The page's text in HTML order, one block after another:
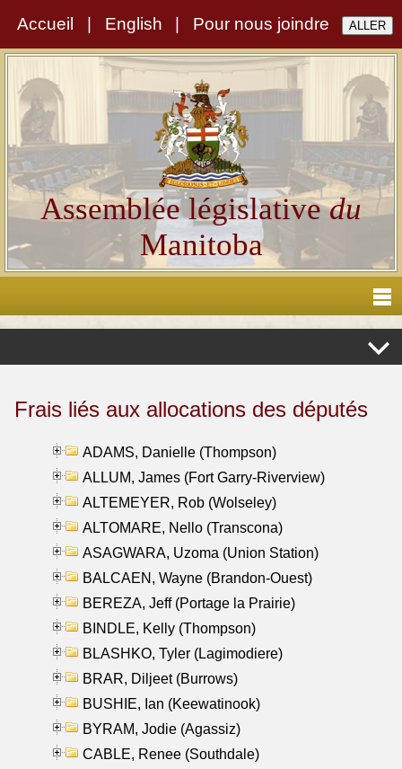
Accueil English Pour nous joindre
Assemblée législativedu
Manitoba
Frais liés aux allocations des députés
ADAMS, Danielle (Thompson)
ALLUM, James (Fort Garry-Riverview)
ALTEMEYER, Rob (Wolseley)
ALTOMARE, Nello (Transcona)
ASAGWARA, Uzoma (Union Station)
BALCAEN, Wayne (Brandon-Ouest)
BEREZA, Jeff (Portage la Prairie)
BINDLE, Kelly (Thompson)
BLASHKO, Tyler (Lagimodiere)
BRAR, Diljeet (Burrows)
BUSHIE, Ian (Keewatinook)
BYRAM, Jodie (Agassiz)
CABLE, Renee (Southdale)